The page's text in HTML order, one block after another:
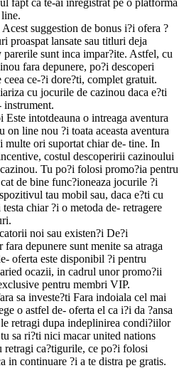
suggestion de bonus i?i ofera ?
proaspat lansate sau titluri deja
sunt inca impar?ite. Astfel, cu
fara depunere, po?i descoperi
ce-?i dore?ti, complet gratuit.
cu jocurile de cazinou daca e?ti
instrument.
Este intotdeauna o intreaga aventura
on line nou ?i toata aceasta aventura
multe ori suportat chiar de- tine. In
costul descoperirii cazinoului
Tu po?i folosi promo?ia pentru
de bine func?ioneaza jocurile ?i
tau mobil sau, daca e?ti cu
chiar ?i o metoda de- retragere
noi sau existen?i De?i
depunere sunt menite sa atraga
oferta este disponibil ?i pentru
ocazii, in cadrul unor promo?ii
pentru membri VIP.
sa investe?ti Fara indoiala cel mai
o astfel de- oferta el ca i?i da ?ansa
retragi dupa indeplinirea condi?iilor
sa ri?ti nici macar united nations
retragi ca?tigurile, ce po?i folosi
in continuare ?i a te distra pe gratis.